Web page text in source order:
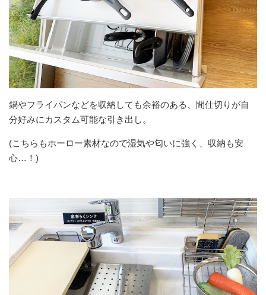
鍋やフライパンなどを収納しても余裕のある、間仕切りが自
分好みにカスタム可能な引き出し。
(こちらもホーロー素材なので湿気や匂いに強く、収納も安
心…！)